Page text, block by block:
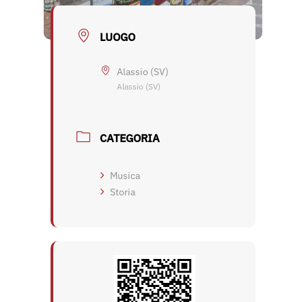
LUOGO
Alassio (SV)
Alassio (SV)
CATEGORIA
Musica
Storia